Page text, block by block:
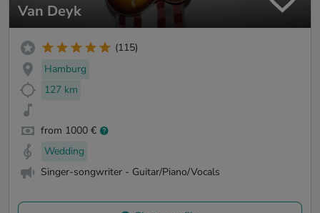
Van Deyk
(115)
Hamburg
127 km
from 1000 €
Wedding
Singer-songwriter - Guitar/Piano/Vocals